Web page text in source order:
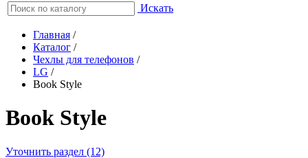
Искать
Главная /
Каталог /
Чехлы для телефонов /
LG /
Book Style
Book Style
Уточнить раздел (12)